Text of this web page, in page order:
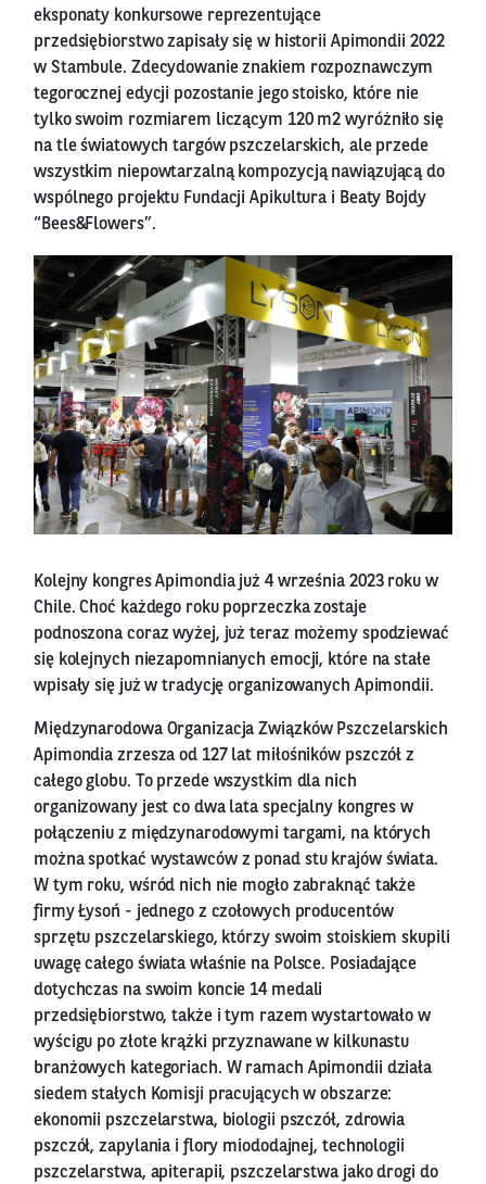
eksponaty konkursowe reprezentujące
przedsiębiorstwo zapisały się w historii Apimondii 2022
w Stambule. Zdecydowanie znakiem rozpoznawczym
tegorocznej edycji pozostanie jego stoisko, które nie
tylko swoim rozmiarem liczącym 120 m2 wyróżniło się
na tle światowych targów pszczelarskich, ale przede
wszystkim niepowtarzalną kompozycją nawiązującą do
wspólnego projektu Fundacji Apikultura i Beaty Bojdy
“Bees&Flowers”.
Kolejny kongres Apimondia już 4 września 2023 roku w
Chile. Choć każdego roku poprzeczka zostaje
podnoszona coraz wyżej, już teraz możemy spodziewać
się kolejnych niezapomnianych emocji, które na stałe
wpisały się już w tradycję organizowanych Apimondii.
Międzynarodowa Organizacja Związków Pszczelarskich
Apimondia zrzesza od 127 lat miłośników pszczół z
całego globu. To przede wszystkim dla nich
organizowany jest co dwa lata specjalny kongres w
połączeniu z międzynarodowymi targami, na których
można spotkać wystawców z ponad stu krajów świata.
W tym roku, wśród nich nie mogło zabraknąć także
firmy Łysoń - jednego z czołowych producentów
sprzętu pszczelarskiego, którzy swoim stoiskiem skupili
uwagę całego świata właśnie na Polsce. Posiadające
dotychczas na swoim koncie 14 medali
przedsiębiorstwo, także i tym razem wystartowało w
wyścigu po złote krążki przyznawane w kilkunastu
branżowych kategoriach. W ramach Apimondii działa
siedem stałych Komisji pracujących w obszarze:
ekonomii pszczelarstwa, biologii pszczół, zdrowia
pszczół, zapylania i flory miododajnej, technologii
pszczelarstwa, apiterapii, pszczelarstwa jako drogi do